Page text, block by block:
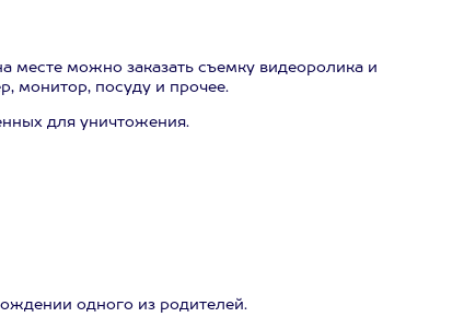
месте можно заказать съемку видеоролика и
монитор, посуду и прочее.
для уничтожения.
одного из родителей.